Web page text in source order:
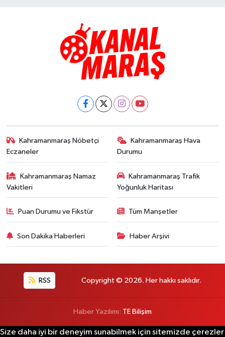
Kahramanmaraş Nöbetçi
Eczaneler
Kahramanmaraş Hava
Durumu
Kahramanmaraş Namaz
Vakitleri
Kahramanmaraş Trafik
Yoğunluk Haritası
Puan Durumu ve Fikstür Tüm Manşetler
Son Dakika Haberleri Haber Arşivi
RSS Copyright © 2026. Her hakkı saklıdır.
Haber Yazılımı: TE Bilişim
Size daha iyi bir deneyim sunabilmek için sitemizde çerezler